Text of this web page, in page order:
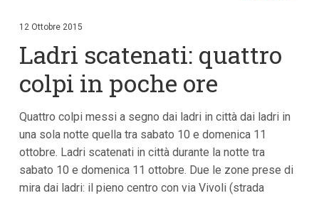
i
i
n
n
u
i
p
i
12 Ottobre 2015
Ladri scatenati: quattro
colpi in poche ore
Quattro colpi messi a segno dai ladri in città dai ladri in
una sola notte quella tra sabato 10 e domenica 11
ottobre. Ladri scatenati in città durante la notte tra
sabato 10 e domenica 11 ottobre. Due le zone prese di
mira dai ladri: il pieno centro con via Vivoli (strada